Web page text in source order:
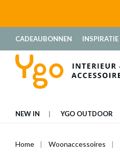
CADEAUBONNEN INSPIRATIE
NEW IN YGO OUTDOOR
Home Woonaccessoires